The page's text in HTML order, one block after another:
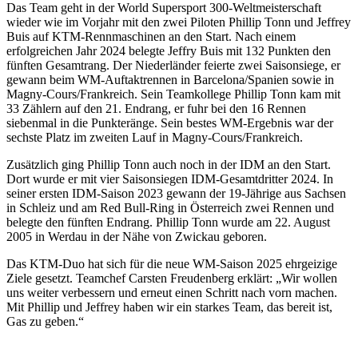
Das Team geht in der World Supersport 300-Weltmeisterschaft
wieder wie im Vorjahr mit den zwei Piloten Phillip Tonn und Jeffrey
Buis auf KTM-Rennmaschinen an den Start. Nach einem
erfolgreichen Jahr 2024 belegte Jeffry Buis mit 132 Punkten den
fünften Gesamtrang. Der Niederländer feierte zwei Saisonsiege, er
gewann beim WM-Auftaktrennen in Barcelona/Spanien sowie in
Magny-Cours/Frankreich. Sein Teamkollege Phillip Tonn kam mit
33 Zählern auf den 21. Endrang, er fuhr bei den 16 Rennen
siebenmal in die Punkteränge. Sein bestes WM-Ergebnis war der
sechste Platz im zweiten Lauf in Magny-Cours/Frankreich.
Zusätzlich ging Phillip Tonn auch noch in der IDM an den Start.
Dort wurde er mit vier Saisonsiegen IDM-Gesamtdritter 2024. In
seiner ersten IDM-Saison 2023 gewann der 19-Jährige aus Sachsen
in Schleiz und am Red Bull-Ring in Österreich zwei Rennen und
belegte den fünften Endrang. Phillip Tonn wurde am 22. August
2005 in Werdau in der Nähe von Zwickau geboren.
Das KTM-Duo hat sich für die neue WM-Saison 2025 ehrgeizige
Ziele gesetzt. Teamchef Carsten Freudenberg erklärt: „Wir wollen
uns weiter verbessern und erneut einen Schritt nach vorn machen.
Mit Phillip und Jeffrey haben wir ein starkes Team, das bereit ist,
Gas zu geben.“